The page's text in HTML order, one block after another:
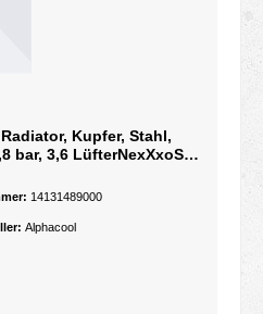
Kupfer, Stahl,
bar, 3,6 LüfterNexXxoS
14131489000
Alphacool